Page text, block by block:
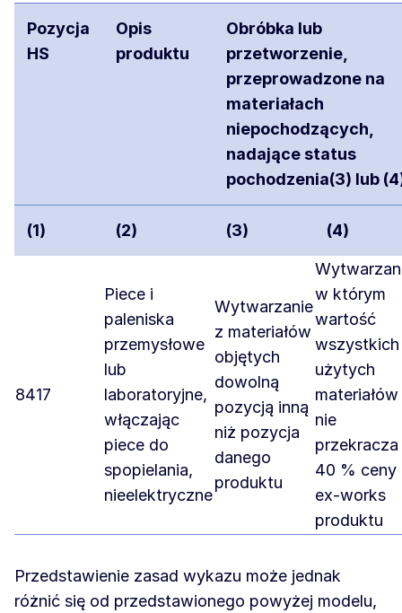
Pozycja
HS
Opis
produktu
Obróbka lub
przetworzenie,
przeprowadzone na
materiałach
niepochodzących,
nadające status
pochodzenia(3) lub
(1) (2) (3) (4)
8417
Piece i
paleniska
przemysłowe
lub
laboratoryjne,
włączając
piece do
spopielania,
nieelektryczne
Wytwarzanie
z materiałów
objętych
dowolną
pozycją inną
niż pozycja
danego
produktu
w którym
wartość
wszystkich
użytych
materiałów
nie
przekracza
40 % ceny
ex-works
produktu
Przedstawienie zasad wykazu może jednak
różnić się od przedstawionego powyżej modelu,